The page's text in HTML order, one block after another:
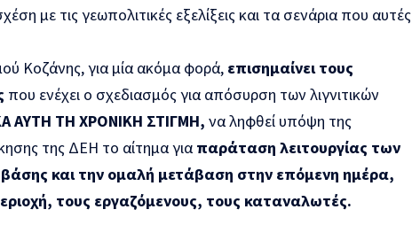
με τις γεωπολιτικές εξελίξεις και τα σενάρια που αυτές
Κοζάνης, για μία ακόμα φορά, επισημαίνει τους
που ενέχει ο σχεδιασμός για απόσυρση των λιγνιτικών
ΑΥΤΗ ΤΗ ΧΡΟΝΙΚΗ ΣΤΙΓΜΗ, να ληφθεί υπόψη της
της ΔΕΗ το αίτημα γιαπαράταση λειτουργίας των
και την ομαλή μετάβαση στην επόμενη ημέρα,
τους εργαζόμενους, τους καταναλωτές.